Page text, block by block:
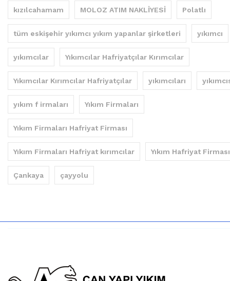
kızılcahamam MOLOZ ATIM NAKLİYESİ Polatlı
tüm eskişehir yıkımcı yıkım yapanlar şirketleri yıkımcı
yıkımcılar Yıkımcılar Hafriyatçılar Kırımcılar
Yıkımcılar Kırımcılar Hafriyatçılar yıkımcıları
yıkım f irmaları Yıkım Firmaları
Yıkım Firmaları Hafriyat Firması
Yıkım Firmaları Hafriyat kırımcılar Yıkım Hafriyat Firması
Çankaya çayyolu